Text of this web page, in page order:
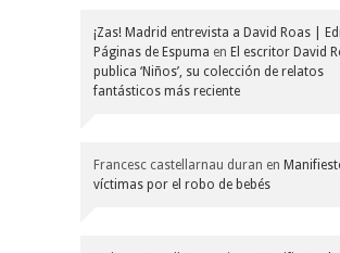
¡Zas! Madrid entrevista a David Roas |
Páginas de Espuma en El escritor David
publica ‘Niños’, su colección de relatos
fantásticos más reciente
Francesc castellarnau duran en
víctimas por el robo de bebés